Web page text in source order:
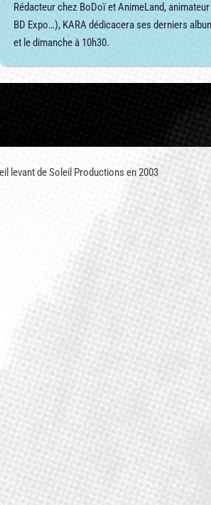
Rédacteur chez BoDoï et AnimeLand,
BD Expo…), KARA dédicacera ses derniers
et le dimanche à 10h30.
levant de Soleil Productions en 2003